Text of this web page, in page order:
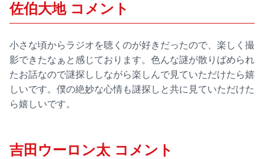
佐伯大地 コメント
小さな頃からラジオを聴くのが好きだったので、楽しく撮
影できたなぁと感じております。色んな謎が散りばめられ
たお話なので謎探ししながら楽しんで見ていただけたら嬉
しいです。僕の絶妙な心情も謎探しと共に見ていただけた
ら嬉しいです。
吉田ウーロン太 コメント